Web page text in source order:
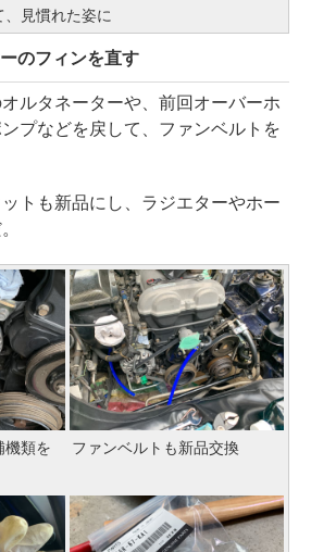
見慣れた姿に
のフィンを直す
ルタネーターや、前回オーバーホ
プなどを戻して、ファンベルトを
トも新品にし、ラジエターやホー
機類を
ファンベルトも新品交換